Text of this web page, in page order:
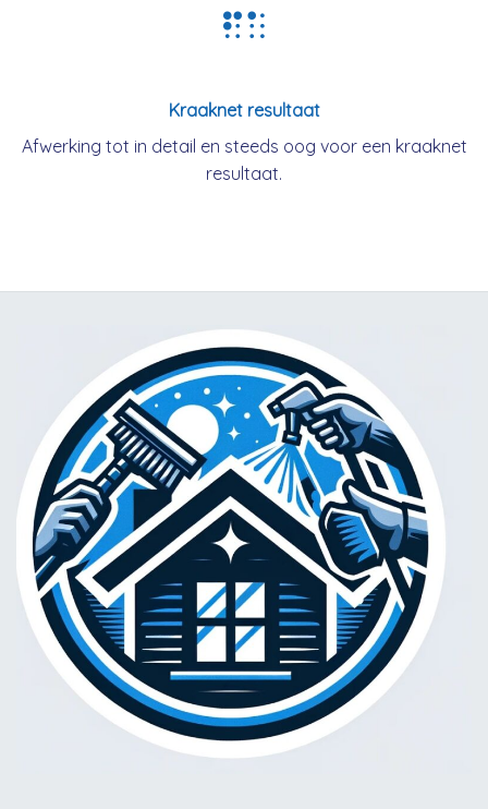
Kraaknet resultaat
Afwerking tot in detail en steeds oog voor een kraaknet
resultaat.